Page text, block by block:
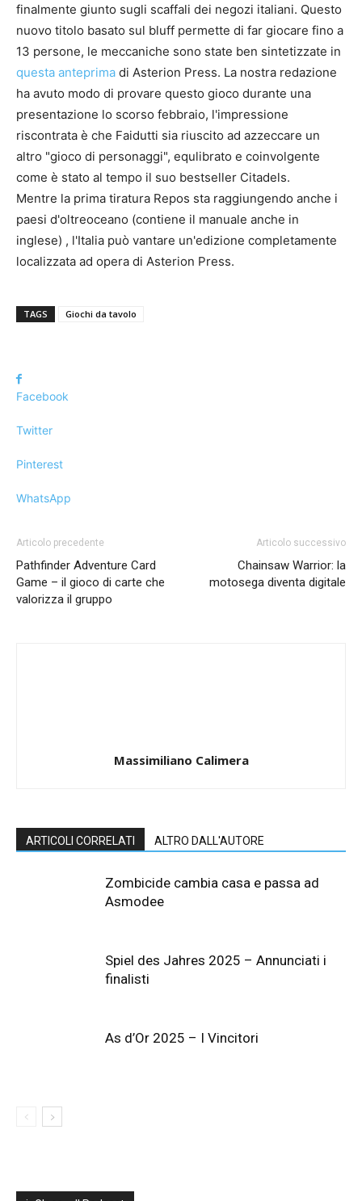
finalmente giunto sugli scaffali dei negozi italiani. Questo
nuovo titolo basato sul bluff permette di far giocare fino a
13 persone, le meccaniche sono state ben sintetizzate in
questa anteprima di Asterion Press. La nostra redazione
ha avuto modo di provare questo gioco durante una
presentazione lo scorso febbraio, l'impressione
riscontrata è che Faidutti sia riuscito ad azzeccare un
altro "gioco di personaggi", equlibrato e coinvolgente
come è stato al tempo il suo bestseller Citadels.
Mentre la prima tiratura Repos sta raggiungendo anche i
paesi d'oltreoceano (contiene il manuale anche in
inglese) , l'Italia può vantare un'edizione completamente
localizzata ad opera di Asterion Press.
TAGS Giochi da tavolo
Facebook
Twitter
Pinterest
WhatsApp
Articolo precedente
Pathfinder Adventure Card
Game – il gioco di carte che
valorizza il gruppo
Articolo successivo
Chainsaw Warrior: la
motosega diventa digitale
Massimiliano Calimera
ARTICOLI CORRELATI ALTRO DALL'AUTORE
Zombicide cambia casa e passa ad
Asmodee
Spiel des Jahres 2025 – Annunciati i
finalisti
As d’Or 2025 – I Vincitori